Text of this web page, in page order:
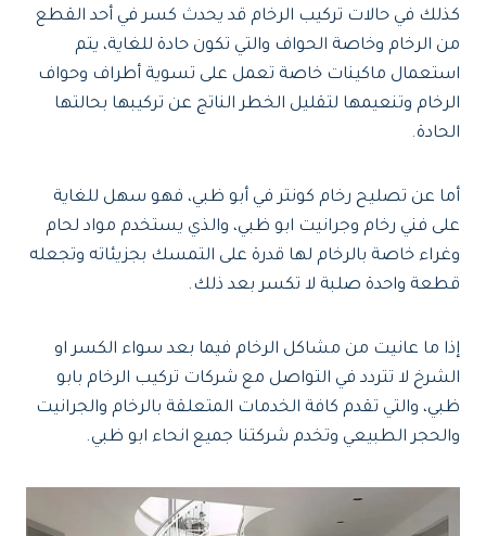
كذلك في حالات تركيب الرخام قد يحدث كسر في أحد القطع
من الرخام وخاصة الحواف والتي تكون حادة للغاية، يتم
استعمال ماكينات خاصة تعمل على تسوية أطراف وحواف
الرخام وتنعيمها لتقليل الخطر الناتج عن تركيبها بحالتها
الحادة.
أما عن تصليح رخام كونتر في أبو ظبي، فهو سهل للغاية
على فني رخام وجرانيت ابو ظبي، والذي يستخدم مواد لحام
وغراء خاصة بالرخام لها قدرة على التمسك بجزيئاته وتجعله
قطعة واحدة صلبة لا تكسر بعد ذلك.
إذا ما عانيت من مشاكل الرخام فيما بعد سواء الكسر او
الشرخ لا تتردد في التواصل مع شركات تركيب الرخام بابو
ظبي، والتي تقدم كافة الخدمات المتعلقة بالرخام والجرانيت
والحجر الطبيعي وتخدم شركتنا جميع انحاء ابو ظبي.